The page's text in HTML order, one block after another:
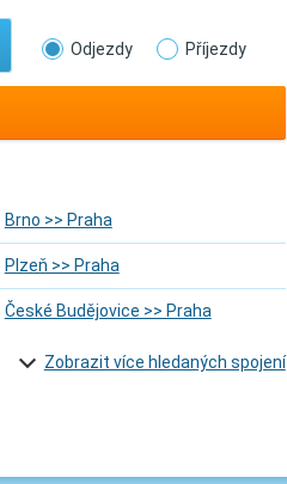
Odjezdy Příjezdy
Brno >> Praha
Plzeň >> Praha
České Budějovice >> Praha
Zobrazit více hledaných spojení